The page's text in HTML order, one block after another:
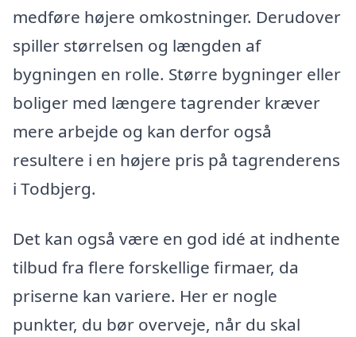
medføre højere omkostninger. Derudover
spiller størrelsen og længden af
bygningen en rolle. Større bygninger eller
boliger med længere tagrender kræver
mere arbejde og kan derfor også
resultere i en højere pris på tagrenderens
i Todbjerg.
Det kan også være en god idé at indhente
tilbud fra flere forskellige firmaer, da
priserne kan variere. Her er nogle
punkter, du bør overveje, når du skal